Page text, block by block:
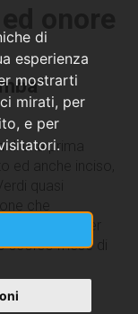
di
esperienza
mostrarti
mirati, per
e per
onore
una prima
ex-novo per
scorso mese di
circostanza